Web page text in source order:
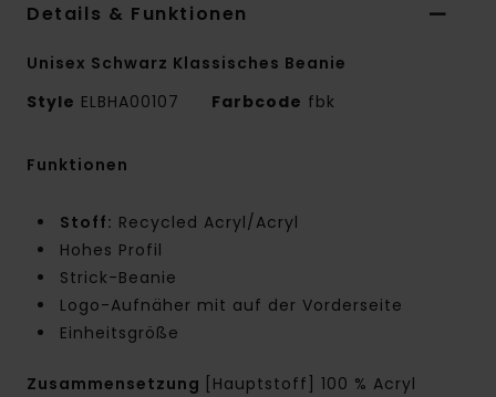
Details & Funktionen
Unisex Schwarz Klassisches Beanie
Style ELBHA00107 Farbcode fbk
Funktionen
Stoff: Recycled Acryl/Acryl
Hohes Profil
Strick-Beanie
Logo-Aufnäher mit auf der Vorderseite
Einheitsgröße
Zusammensetzung [Hauptstoff] 100 % Acryl